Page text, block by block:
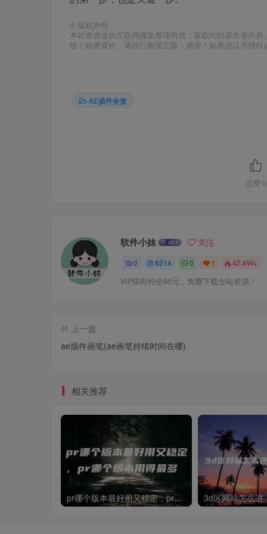
© 版权声明
本站资源是由互联网搜集整理而成，版权均归原作者所
除！如果喜欢，请自己购买正版，谢谢！如果您认为侵
AE插件全套
点赞 0
软件小妹 关注
0 8214 0 1 42.4W+
VIP限时特价66元，免费下载全站资源！
上一篇
ae插件画笔(ae画笔持续时间在哪)
相关推荐
pr哪个版本最好用又稳定，pr哪个版本用得最多 3d区网站怎么进